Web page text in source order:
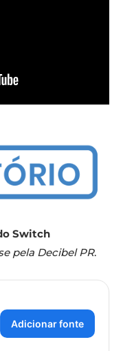
Switch
pela Decibel PR.
Adicionar fonte